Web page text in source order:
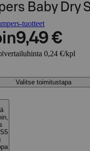
Baby Dry
tuotteet
9,49 €
vertailuhinta 0,24 €/kpl
Valitse toimitustapa